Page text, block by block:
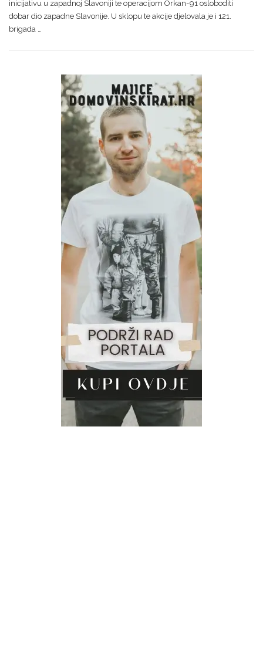
inicijativu u zapadnoj Slavoniji te operacijom Orkan-91 osloboditi
dobar dio zapadne Slavonije. U sklopu te akcije djelovala je i 121.
brigada …